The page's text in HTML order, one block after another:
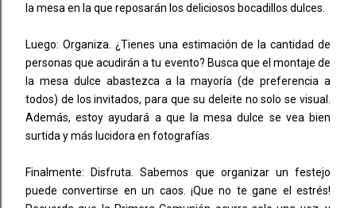
la mesa en la que reposarán los deliciosos bocadillos dulces.
Luego: Organiza. ¿Tienes una estimación de la cantidad de
personas que acudirán a tu evento? Busca que el montaje de
la mesa dulce abastezca a la mayoría (de preferencia a
todos) de los invitados, para que su deleite no solo se visual.
Además, estoy ayudará a que la mesa dulce se vea bien
surtida y más lucidora en fotografías.
Finalmente: Disfruta. Sabemos que organizar un festejo
puede convertirse en un caos. ¡Que no te gane el estrés!